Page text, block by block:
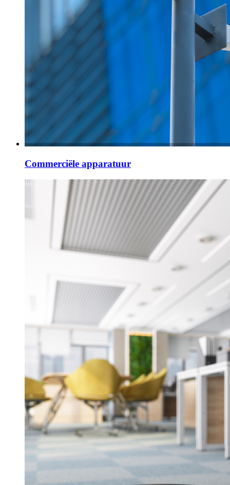
Commerciële apparatuur